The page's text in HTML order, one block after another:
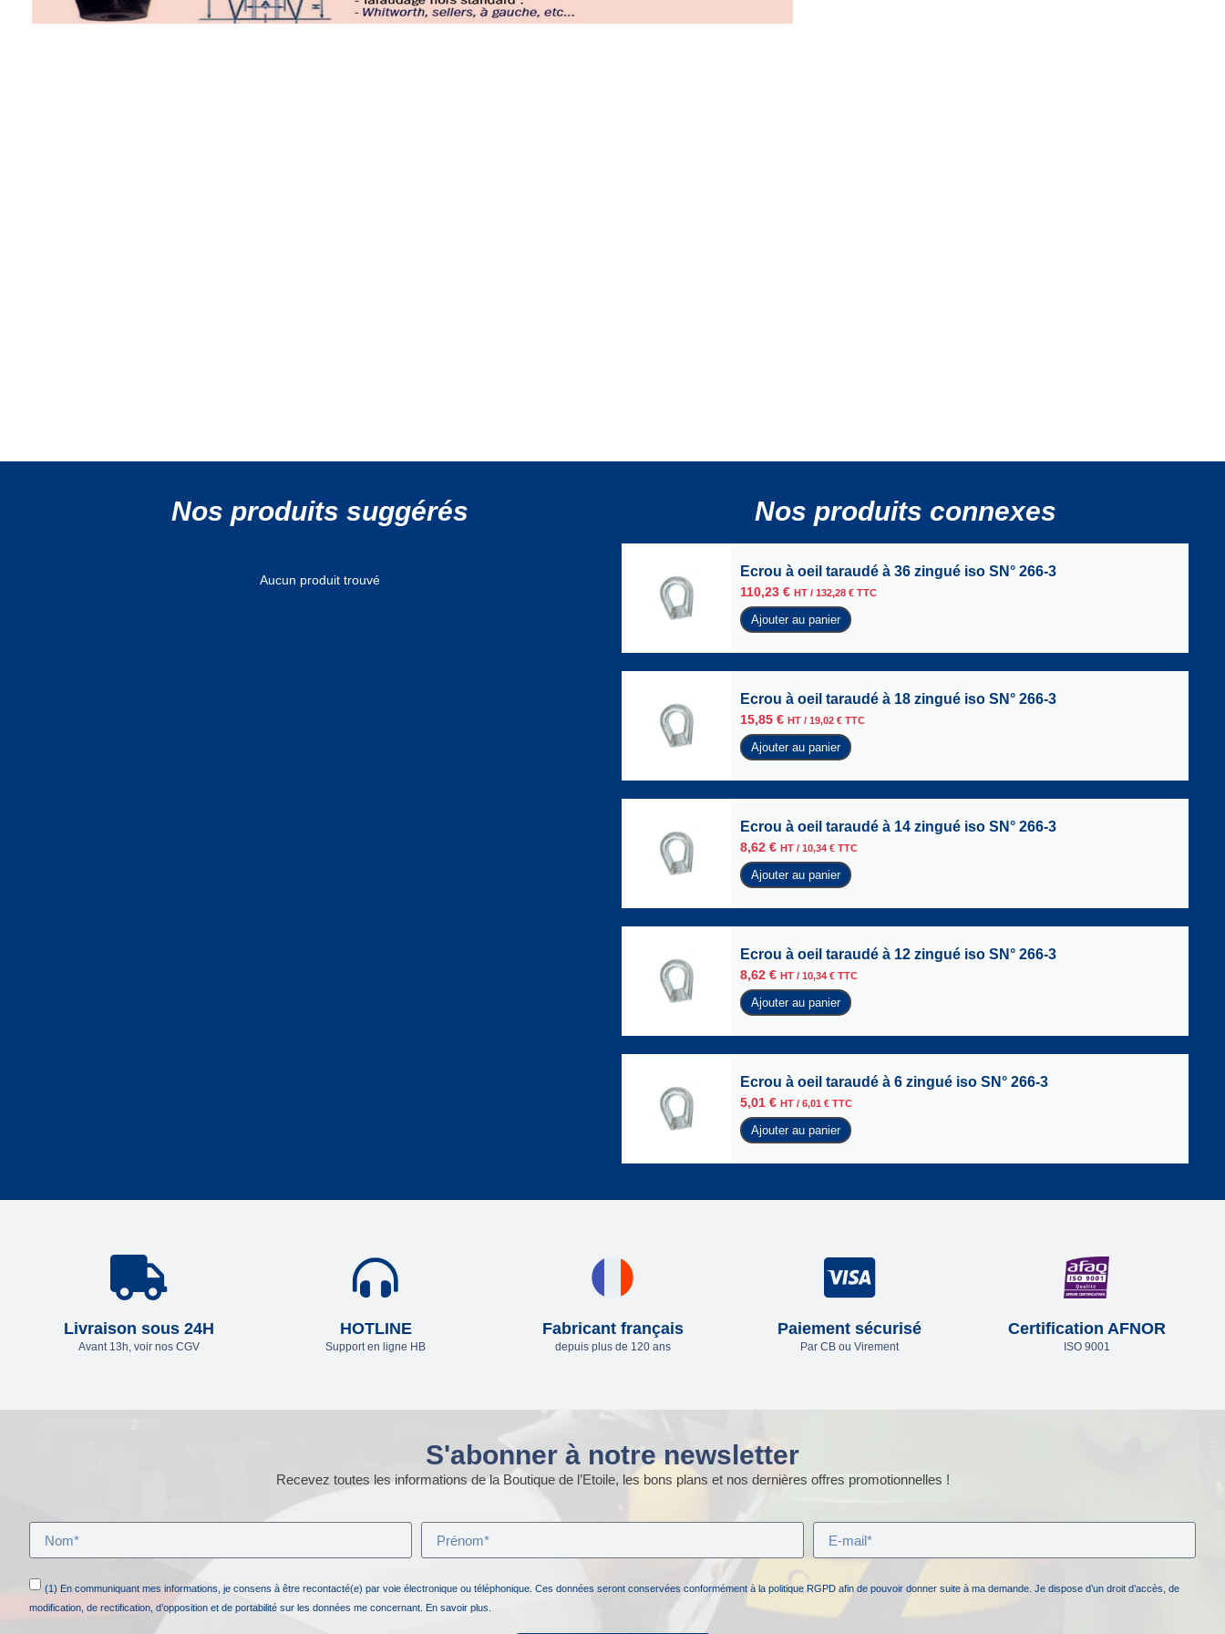
Nos produits suggérés
Aucun produit trouvé
Nos produits connexes
Ecrou à oeil taraudé à 36 zingué iso SN° 266-3
110,23 € HT / 132,28 € TTC
Ajouter au panier
Ecrou à oeil taraudé à 18 zingué iso SN° 266-3
15,85 € HT / 19,02 € TTC
Ajouter au panier
Ecrou à oeil taraudé à 14 zingué iso SN° 266-3
8,62 € HT / 10,34 € TTC
Ajouter au panier
Ecrou à oeil taraudé à 12 zingué iso SN° 266-3
8,62 € HT / 10,34 € TTC
Ajouter au panier
Ecrou à oeil taraudé à 6 zingué iso SN° 266-3
5,01 € HT / 6,01 € TTC
Ajouter au panier
Livraison sous 24H
Avant 13h, voir nos CGV
HOTLINE
Support en ligne HB
Fabricant français
depuis plus de 120 ans
Paiement sécurisé
Par CB ou Virement
Certification AFNOR
ISO 9001
S'abonner à notre newsletter
Recevez toutes les informations de la Boutique de l’Etoile, les bons plans et nos dernières offres promotionnelles !
(1) En communiquant mes informations, je consens à être recontacté(e) par voie électronique ou téléphonique. Ces données seront conservées conformément à la politique RGPD afin de pouvoir donner suite à ma demande. Je dispose d’un droit d’accès, de
modification, de rectification, d’opposition et de portabilité sur les données me concernant. En savoir plus.